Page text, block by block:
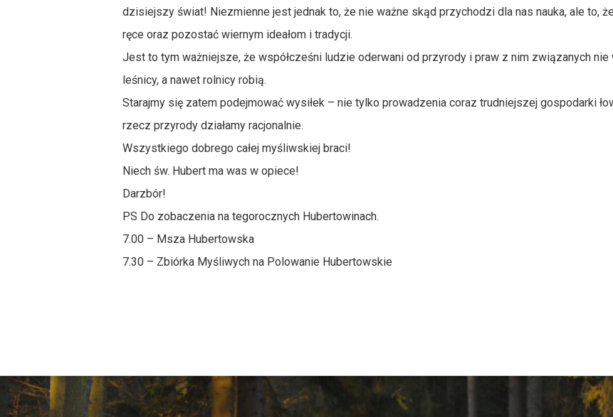
dzisiejszy świat! Niezmienne jest jednak to, że nie ważne skąd przychodzi dla nas nauka, ale to,
ręce oraz pozostać wiernym ideałom i tradycji.
Jest to tym ważniejsze, że współcześni ludzie oderwani od przyrody i praw z nim związanych
leśnicy, a nawet rolnicy robią.
Starajmy się zatem podejmować wysiłek – nie tylko prowadzenia coraz trudniejszej gospodarki
rzecz przyrody działamy racjonalnie.
Wszystkiego dobrego całej myśliwskiej braci!
Niech św. Hubert ma was w opiece!
Darzbór!
PS Do zobaczenia na tegorocznych Hubertowinach.
7.00 – Msza Hubertowska
7.30 – Zbiórka Myśliwych na Polowanie Hubertowskie